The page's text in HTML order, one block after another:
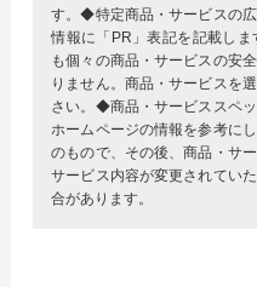
す。◆特定商品・サービスの
情報に「PR」表記を記載し
も個々の商品・サービスの安
りません。商品・サービスを
さい。◆商品・サービススペ
ホームページの情報を参考に
のもので、その後、商品・サ
サービス内容が変更されてい
合があります。